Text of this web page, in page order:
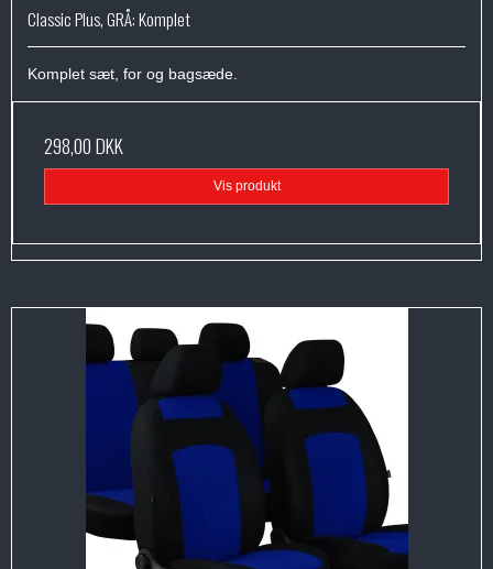
Classic Plus, GRÅ: Komplet
Komplet sæt, for og bagsæde.
298,00 DKK
Vis produkt